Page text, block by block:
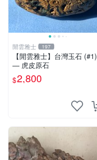
閒雲雅士 197
【閒雲雅士】台灣玉石 (#1)
— 虎皮原石
$2,800